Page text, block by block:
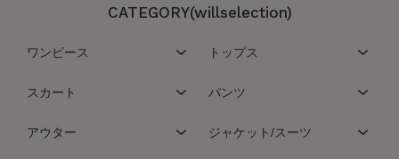
CATEGORY(willselection)
ワンピース トップス
スカート パンツ
アウター ジャケット/スーツ